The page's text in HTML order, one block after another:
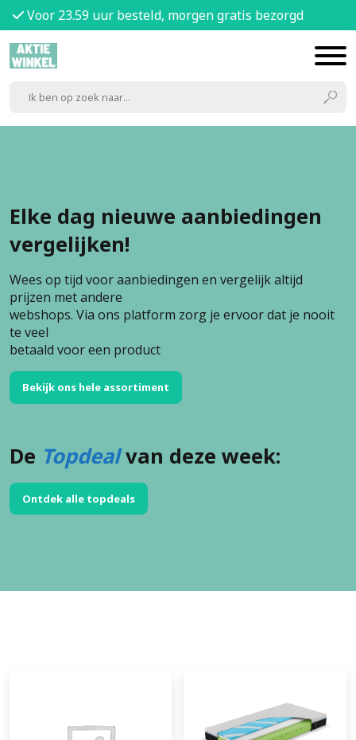
Voor 23.59 uur besteld, morgen gratis bezorgd
Elke dag nieuwe aanbiedingen
vergelijken!
Wees op tijd voor aanbiedingen en vergelijk altijd
prijzen met andere
webshops. Via ons platform zorg je ervoor dat je nooit
te veel
betaald voor een product
Bekijk ons hele assortiment
De Topdealvan deze week:
Ontdek alle topdeals